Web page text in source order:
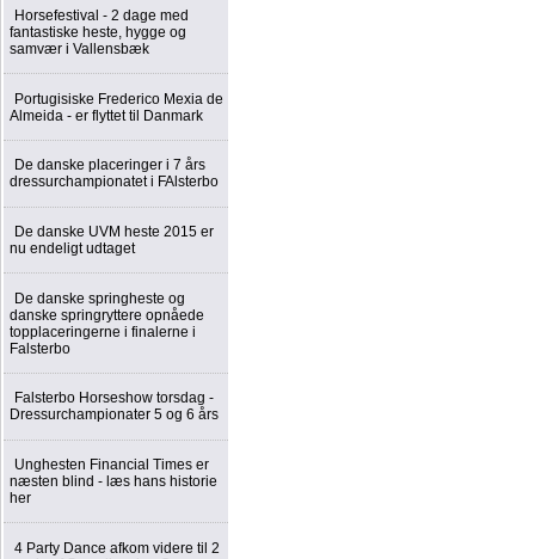
Horsefestival - 2 dage med
fantastiske heste, hygge og
samvær i Vallensbæk
Portugisiske Frederico Mexia de
Almeida - er flyttet til Danmark
De danske placeringer i 7 års
dressurchampionatet i FAlsterbo
De danske UVM heste 2015 er
nu endeligt udtaget
De danske springheste og
danske springryttere opnåede
topplaceringerne i finalerne i
Falsterbo
Falsterbo Horseshow torsdag -
Dressurchampionater 5 og 6 års
Unghesten Financial Times er
næsten blind - læs hans historie
her
4 Party Dance afkom videre til 2